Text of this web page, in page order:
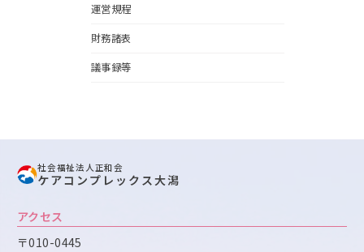
運営規程
財務諸表
議事録等
社会福祉法人正和会
ケアコンプレックス大潟
アクセス
〒010-0445